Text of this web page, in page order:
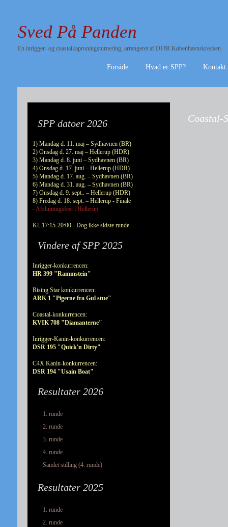
Sved På Panden
En inrigger- og coastalkaproningsturnering, arrangeret af DFfR Københavnskredsen
Forside Hvad er SPP? Kontakt
SPP datoer 2026
1) Mandag d. 11. maj – Sydhavnen (BR)
2) Onsdag d. 27. maj – Hellerup (HDR)
3) Mandag d. 8. juni – Sydhavnen (BR)
4) Onsdag d. 17. juni – Hellerup (HDR)
5) Mandag d. 17. aug. – Sydhavnen (BR)
6) Mandag d. 31. aug. – Sydhavnen (BR)
7) Onsdag d. 9. sept.. – Hellerup (HDR)
8) Fredag d. 18. sept. – Hellerup - Finale
- Afslutningsfest i Hellerup
Kl. 17:15-20:00 - Dog ikke sidste runde
Vindere af SPP 2025
Inrigger-konkurrencen:
HR 399 "Rammstein"
Rising Star konkurrencen:
ARK 1 "Pigerne fra Gul stue"
Coastal-konkurrencen:
KVIK 708 "Diamanterne"
Inrigger-Kanin-konkurrencen:
DSR 195 "Quick'n Dirty"
C4X Kanin-konkurrencen:
DSR 194 "Usain Boat"
Resultater 2026
1. runde
2. runde
3. runde
4. runde
Samlet stilling (4. runde)
Resultater 2025
1. runde
2. runde
Coastal-